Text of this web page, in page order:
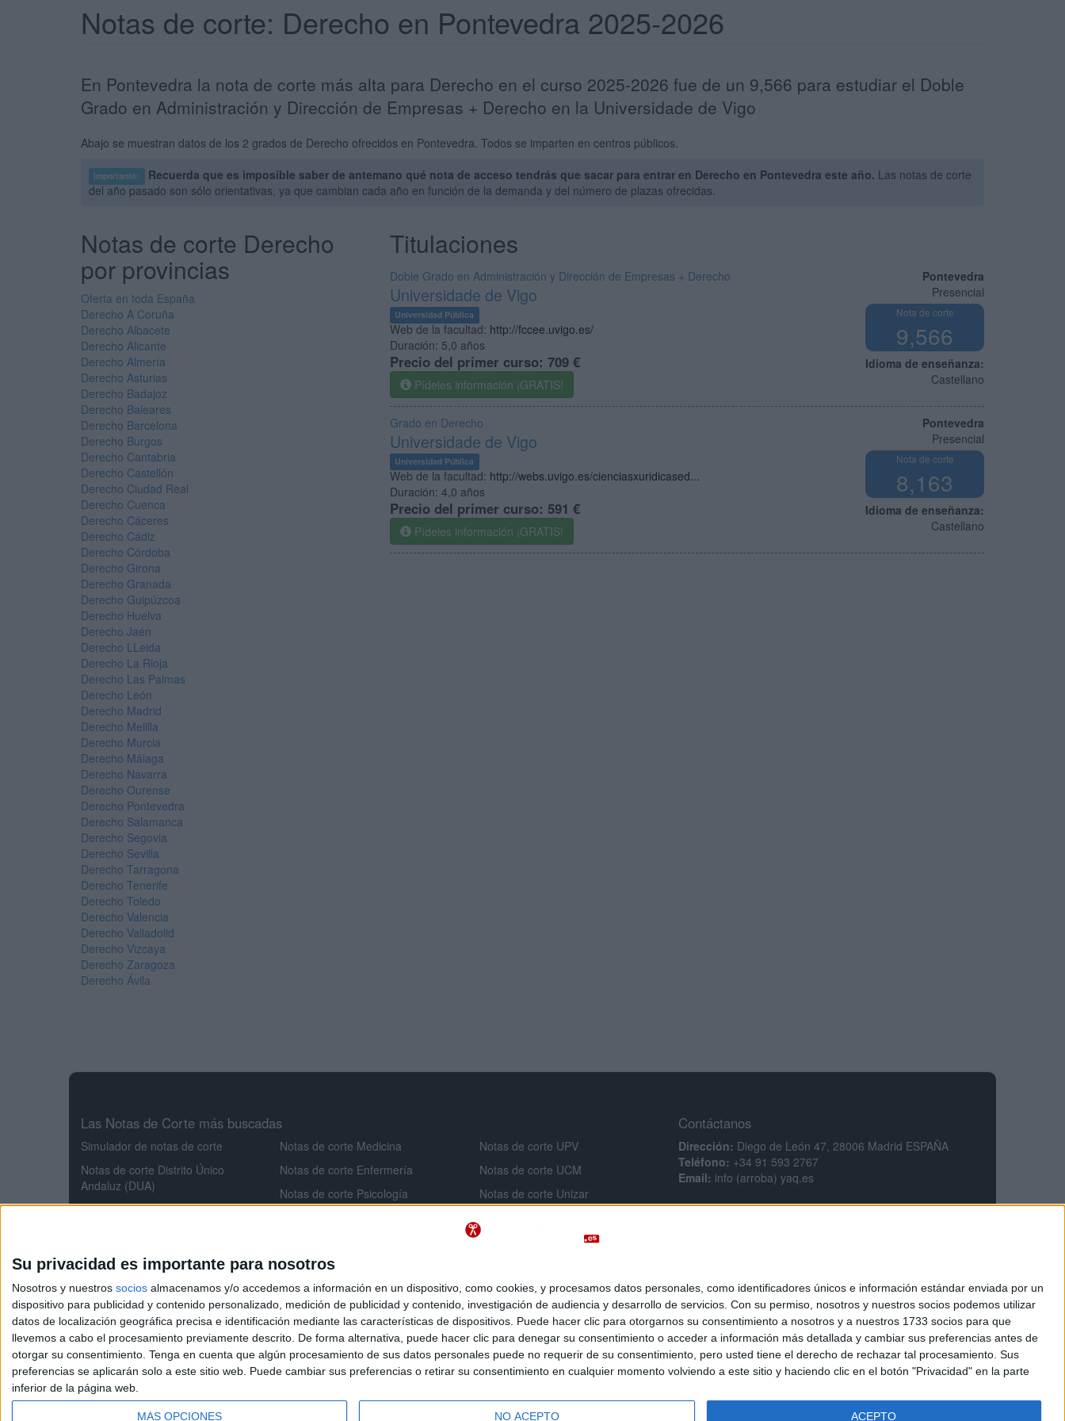
Su privacidad es importante para nosotros
Nosotros y nuestros socios almacenamos y/o accedemos a información en un dispositivo, como cookies, y procesamos datos personales, como identificadores únicos e información estándar enviada por un
dispositivo para publicidad y contenido personalizado, medición de publicidad y contenido, investigación de audiencia y desarrollo de servicios. Con su permiso, nosotros y nuestros socios podemos utilizar
datos de localización geográfica precisa e identificación mediante las características de dispositivos. Puede hacer clic para otorgarnos su consentimiento a nosotros y a nuestros 1733 socios para que
llevemos a cabo el procesamiento previamente descrito. De forma alternativa, puede hacer clic para denegar su consentimiento o acceder a información más detallada y cambiar sus preferencias antes de
otorgar su consentimiento. Tenga en cuenta que algún procesamiento de sus datos personales puede no requerir de su consentimiento, pero usted tiene el derecho de rechazar tal procesamiento. Sus
preferencias se aplicarán solo a este sitio web. Puede cambiar sus preferencias o retirar su consentimiento en cualquier momento volviendo a este sitio y haciendo clic en el botón "Privacidad" en la parte
inferior de la página web.
MÁS OPCIONES NO ACEPTO ACEPTO
Notas de corte: Derecho en Pontevedra 2025-2026
En Pontevedra la nota de corte más alta para Derecho en el curso 2025-2026 fue de un 9,566 para estudiar el Doble
Grado en Administración y Dirección de Empresas + Derecho en la Universidade de Vigo
Abajo se muestran datos de los 2 grados de Derecho ofrecidos en Pontevedra. Todos se imparten en centros públicos.
Importante: Recuerda que es imposible saber de antemano qué nota de acceso tendrás que sacar para entrar en Derecho en Pontevedra este año. Las notas de corte
del año pasado son sólo orientativas, ya que cambian cada año en función de la demanda y del número de plazas ofrecidas.
Titulaciones
Pontevedra
Presencial
Nota de corte
9,566
Idioma de enseñanza:
Castellano
Doble Grado en Administración y Dirección de Empresas + Derecho
Universidade de Vigo
Universidad Pública
Web de la facultad: http://fccee.uvigo.es/
Duración: 5,0 años
Precio del primer curso: 709 €
Pídeles información ¡GRATIS!
Pontevedra
Presencial
Nota de corte
8,163
Idioma de enseñanza:
Castellano
Grado en Derecho
Universidade de Vigo
Universidad Pública
Web de la facultad: http://webs.uvigo.es/cienciasxuridicased...
Duración: 4,0 años
Precio del primer curso: 591 €
Pídeles información ¡GRATIS!
Notas de corte Derecho
por provincias
Oferta en toda España
Derecho A Coruña
Derecho Albacete
Derecho Alicante
Derecho Almería
Derecho Asturias
Derecho Badajoz
Derecho Baleares
Derecho Barcelona
Derecho Burgos
Derecho Cantabria
Derecho Castellón
Derecho Ciudad Real
Derecho Cuenca
Derecho Cáceres
Derecho Cádiz
Derecho Córdoba
Derecho Girona
Derecho Granada
Derecho Guipúzcoa
Derecho Huelva
Derecho Jaén
Derecho LLeida
Derecho La Rioja
Derecho Las Palmas
Derecho León
Derecho Madrid
Derecho Melilla
Derecho Murcia
Derecho Málaga
Derecho Navarra
Derecho Ourense
Derecho Pontevedra
Derecho Salamanca
Derecho Segovia
Derecho Sevilla
Derecho Tarragona
Derecho Tenerife
Derecho Toledo
Derecho Valencia
Derecho Valladolid
Derecho Vizcaya
Derecho Zaragoza
Derecho Ávila
Las Notas de Corte más buscadas
Simulador de notas de corte
Notas de corte Distrito Único
Andaluz (DUA)
Notas de corte Madrid
Notas de corte Cataluña
Notas de corte Galicia
Notas de corte Granada
Notas de corte Medicina
Notas de corte Enfermería
Notas de corte Psicología
Aeroespacial
Notas de corte Criminología
Notas de corte Derecho
Notas de corte Inef
Notas de corte UPV
Notas de corte UCM
Notas de corte Unizar
Notas de corte USAL
Notas de corte UA
Contáctanos
Dirección: Diego de León 47, 28006 Madrid ESPAÑA
Teléfono: +34 91 593 2767
Email: info (arroba) yaq.es
Política de cookies
NotasdeCorte.es es un servicio de , la comunidad social de los universitarios.Regístrate